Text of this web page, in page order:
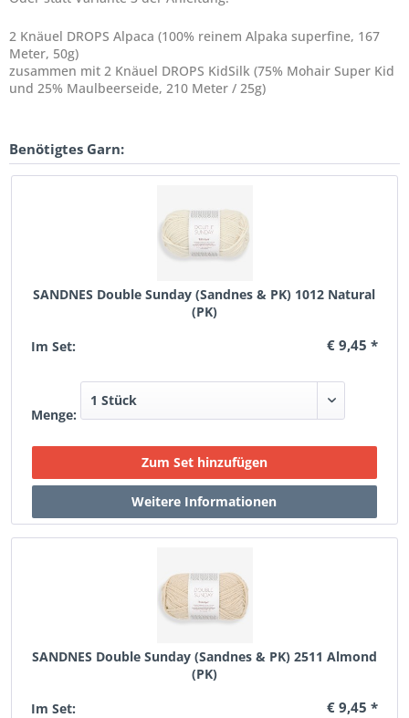
2 Knäuel DROPS Alpaca (100% reinem Alpaka superfine, 167
Meter, 50g)
zusammen mit 2 Knäuel DROPS KidSilk (75% Mohair Super Kid
und 25% Maulbeerseide, 210 Meter / 25g)
Benötigtes Garn:
SANDNES Double Sunday (Sandnes & PK) 1012 Natural
(PK)
Im Set:
€ 9,45 *
Menge:
SANDNES Double Sunday (Sandnes & PK) 2511 Almond
(PK)
Im Set:
€ 9,45 *